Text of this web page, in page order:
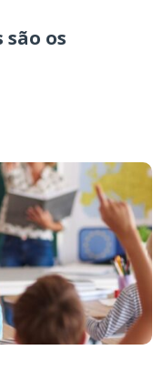
são os